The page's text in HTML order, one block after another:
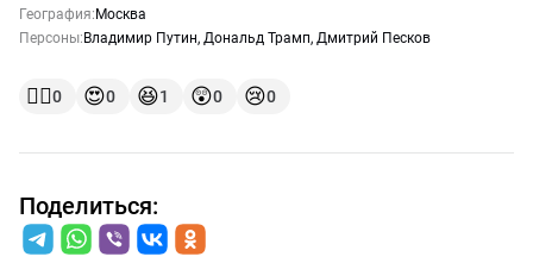
География: Москва
Персоны: Владимир Путин, Дональд Трамп, Дмитрий Песков
👍🏻0 😍0 😆1 😲0 😢0
Поделиться: